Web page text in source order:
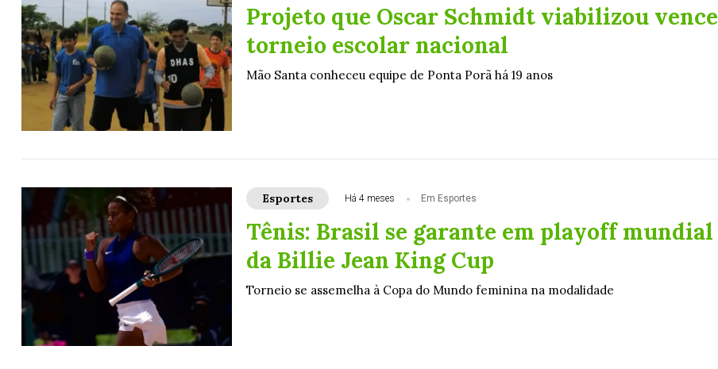
Projeto que Oscar Schmidt viabilizou vence
torneio escolar nacional
Mão Santa conheceu equipe de Ponta Porã há 19 anos
Esportes Há 4 meses Em Esportes
Tênis: Brasil se garante em playoff mundial
da Billie Jean King Cup
Torneio se assemelha à Copa do Mundo feminina na modalidade